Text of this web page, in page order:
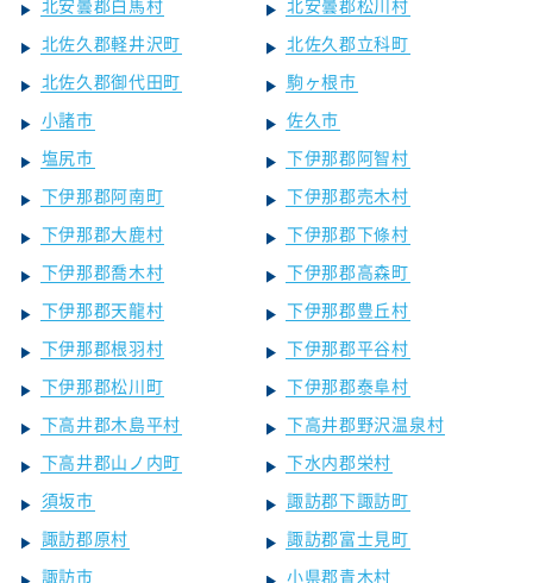
北佐久郡軽井沢町
北佐久郡立科町
北佐久郡御代田町
駒ヶ根市
小諸市
佐久市
塩尻市
下伊那郡阿智村
下伊那郡阿南町
下伊那郡売木村
下伊那郡大鹿村
下伊那郡下條村
下伊那郡喬木村
下伊那郡高森町
下伊那郡天龍村
下伊那郡豊丘村
下伊那郡根羽村
下伊那郡平谷村
下伊那郡松川町
下伊那郡泰阜村
下高井郡木島平村
下高井郡野沢温泉村
下高井郡山ノ内町
下水内郡栄村
須坂市
諏訪郡下諏訪町
諏訪郡原村
諏訪郡富士見町
諏訪市
小県郡青木村